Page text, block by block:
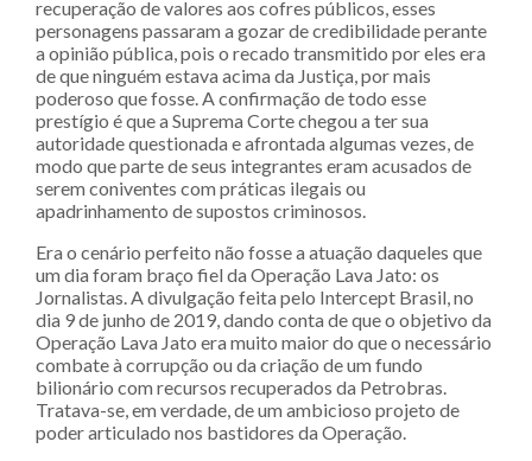
recuperação de valores aos cofres públicos, esses
personagens passaram a gozar de credibilidade perante
a opinião pública, pois o recado transmitido por eles era
de que ninguém estava acima da Justiça, por mais
poderoso que fosse. A confirmação de todo esse
prestígio é que a Suprema Corte chegou a ter sua
autoridade questionada e afrontada algumas vezes, de
modo que parte de seus integrantes eram acusados de
serem coniventes com práticas ilegais ou
apadrinhamento de supostos criminosos.
Era o cenário perfeito não fosse a atuação daqueles que
um dia foram braço fiel da Operação Lava Jato: os
Jornalistas. A divulgação feita pelo Intercept Brasil, no
dia 9 de junho de 2019, dando conta de que o objetivo da
Operação Lava Jato era muito maior do que o necessário
combate à corrupção ou da criação de um fundo
bilionário com recursos recuperados da Petrobras.
Tratava-se, em verdade, de um ambicioso projeto de
poder articulado nos bastidores da Operação.